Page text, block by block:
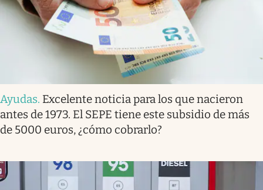
Ayudas. Excelente noticia para los que nacieron
antes de 1973. El SEPE tiene este subsidio de más
de 5000 euros, ¿cómo cobrarlo?